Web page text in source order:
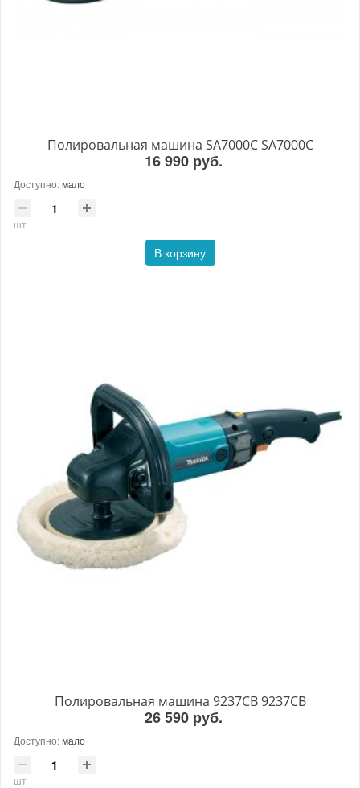
Полировальная машина SA7000C SA7000C
16 990 руб.
Доступно:мало
шт
В корзину
Полировальная машина 9237CB 9237CB
26 590 руб.
Доступно:мало
шт